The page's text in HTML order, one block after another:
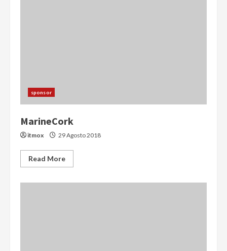
sponsor
MarineCork
itmox 29 Agosto 2018
Read More